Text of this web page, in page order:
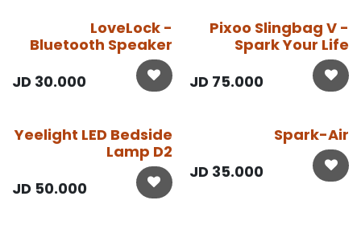
Pixoo Slingbag V -
Spark Your Life
JD 75.000
LoveLock -
Bluetooth Speaker
JD 30.000
Spark-Air
JD 35.000
Yeelight LED Bedside
Lamp D2
JD 50.000